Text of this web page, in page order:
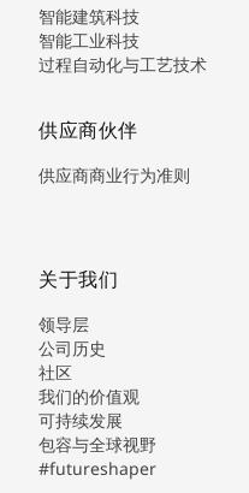
智能建筑科技
智能工业科技
过程自动化与工艺技术
供应商伙伴
供应商商业行为准则
关于我们
领导层
公司历史
社区
我们的价值观
可持续发展
包容与全球视野
#futureshaper